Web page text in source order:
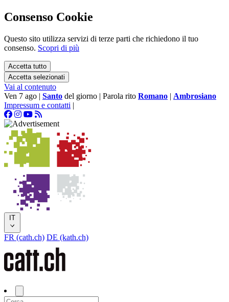
Consenso Cookie
Questo sito utilizza servizi di terze parti che richiedono il tuo
consenso. Scopri di più
Accetta tutto
Accetta selezionati
Vai al contenuto
Ven 7 ago | Santo del giorno | Parola rito Romano | Ambrosiano
Impressum e contatti |
IT
FR (cath.ch) DE (kath.ch)